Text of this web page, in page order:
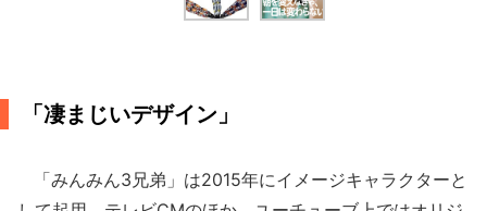
「凄まじいデザイン」
「みんみん3兄弟」は2015年にイメージキャラクターと